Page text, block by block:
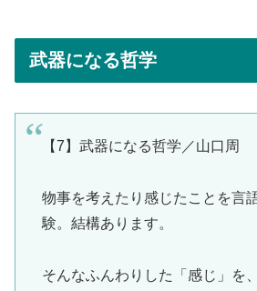
武器になる哲学
【7】武器になる哲学／山口周
物事を考えたり感じたことを言
験。結構あります。
そんなふんわりした「感じ」を